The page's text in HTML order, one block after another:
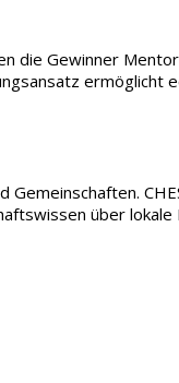
die Gewinner
ermöglicht
über